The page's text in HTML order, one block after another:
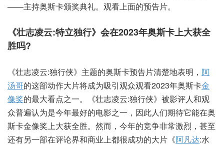
——主持奥斯卡颁奖典礼。观看上面的预告片。
《壮志凌云:特立独行》会在2023年奥斯卡上大获全
胜吗?
《壮志凌云:独行侠》主题的奥斯卡预告片清楚地表明， 阿
汤哥的这部动作大片将成为吸引观众观看2023年奥斯卡金
像奖的最大看点之一。《壮志凌云:独行侠》被影评人和观
众普遍认为是今年最好的电影之一，因此人们期待它能在奥
斯卡金像奖上大获全胜。然而，今年的竞争非常激烈，甚至
还有另一部在评论界和商业上都很成功的大片《阿凡达:水